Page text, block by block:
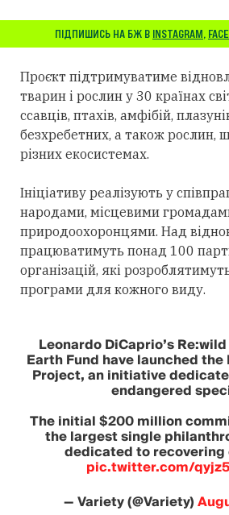
ПІДПИШИСЬ НА БЖ В INSTAGRAM,
Проєкт підтримуватиме
тварин і рослин у 30 країнах
ссавців, птахів, амфібій,
безхребетних, а також рослин,
різних екосистемах.
Ініціативу реалізують у
народами, місцевими
природоохоронцями. Над
працюватимуть понад 100
організацій, які
програми для кожного виду.
Leonardo DiCaprio’s
Earth Fund have launched
Project, an initiative
endangered
The initial $200 million
the largest single
dedicated to
pic.twitter.com/
— Variety (@Variety)